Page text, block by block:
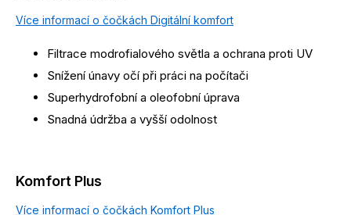
Více informací o čočkách Digitální komfort
Filtrace modrofialového světla a ochrana proti UV
Snížení únavy očí při práci na počítači
Superhydrofobní a oleofobní úprava
Snadná údržba a vyšší odolnost
Komfort Plus
Více informací o čočkách Komfort Plus